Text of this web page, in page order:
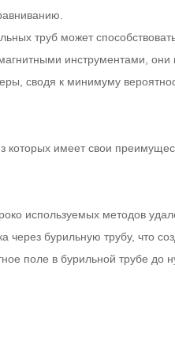
труб может
инструментами, они
сводя к минимуму
которых имеет свои
используемых методов
через бурильную трубу, что
поле в бурильной трубе до